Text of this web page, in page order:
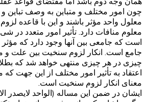
چون امور مختلف و متباین به وصف تباین و
معلول واحد مؤثر باشند و این با قاعده
معلوم منافات دارد. تأثیر امور متعدد در
است که جامعی بین آنها وجود دارد که
جامع است. انکار لزوم سنخیت بین علت و
چیزی در هر چیزی منتهی خواهد شد که
اعتقاد به تأثیر امور مختلف از این جهت که
معنای انکار لزوم سنخیت است.
ایشان در ضمن این مساله (الواحد لایصدر